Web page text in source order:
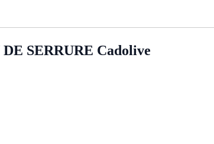
SERRURE Cadolive